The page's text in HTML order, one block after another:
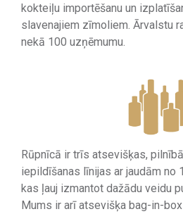
kokteiļu importēšanu un
slavenajiem zīmoliem. Ārvalstu
nekā 100 uzņēmumu.
Rūpnīcā ir trīs atsevišķas,
iepildīšanas līnijas ar jaudām no
kas ļauj izmantot dažādu veidu
Mums ir arī atsevišķa bag-in-